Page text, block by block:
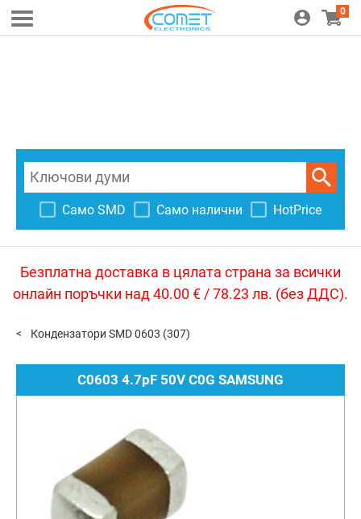
0
Само SMD Само налични HotPrice
Безплатна доставка в цялата страна за всички
онлайн поръчки над 40.00 € / 78.23 лв. (без ДДС).
Кондензатори SMD 0603 (307)
C0603 4.7pF 50V C0G SAMSUNG